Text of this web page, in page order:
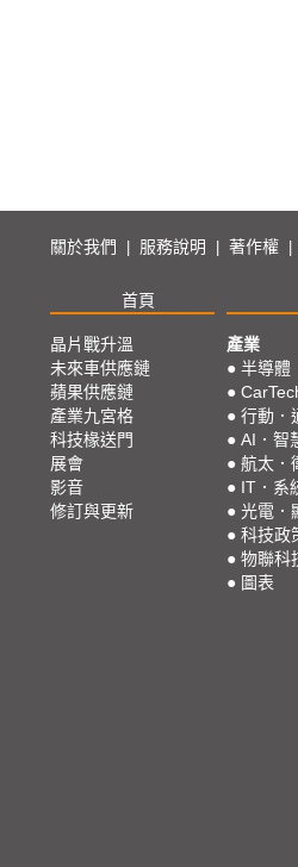
關於我們 服務說明 著作權
首頁
晶片戰升溫
未來車供應鏈
蘋果供應鏈
產業九宮格
科技椽送門
展會
影音
修訂與更新
產業
● 半導體
●
● 行動．
● AI．智
● 航太．
● IT．系
● 光電．
● 科技政
● 物聯科
● 圖表